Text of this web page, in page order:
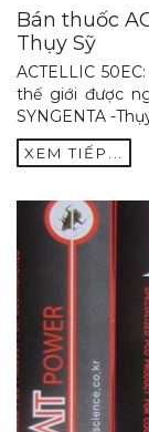
Bán thuốc
Thụy Sỹ
ACTELLIC
thế giới được
SYNGENTA -
XEM TIẾP...